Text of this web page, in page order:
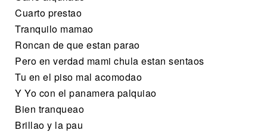
Cuarto prestao
Tranquilo mamao
Roncan de que estan parao
Pero en verdad mami chula estan sentaos
Tu en el piso mal acomodao
Y Yo con el panamera palquiao
Bien tranqueao
Brillao y la pau